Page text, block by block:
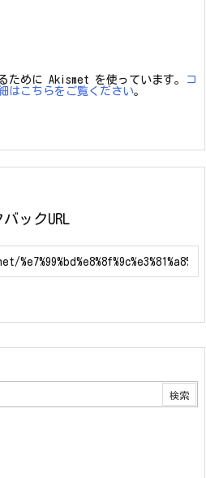
ために Akismet を使っています。
コ
はこちらをご覧ください。
ックURL